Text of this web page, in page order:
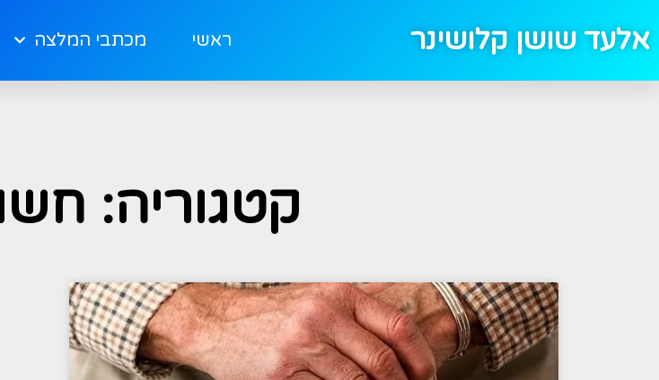
אלעד שושן קלושינר ראשי מכתבי המלצה
קטגוריה: